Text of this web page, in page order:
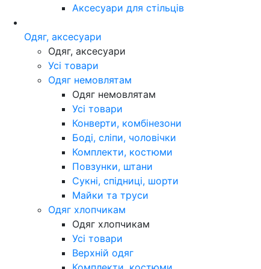
Аксесуари для стільців
Одяг, аксесуари
Одяг, аксесуари
Усі товари
Одяг немовлятам
Одяг немовлятам
Усі товари
Конверти, комбінезони
Боді, сліпи, чоловічки
Комплекти, костюми
Повзунки, штани
Сукні, спідниці, шорти
Майки та труси
Одяг хлопчикам
Одяг хлопчикам
Усі товари
Верхній одяг